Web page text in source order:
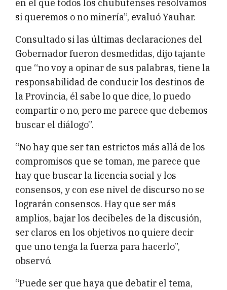
en el que todos los chubutenses resolvamos
si queremos o no minería”, evaluó Yauhar.
Consultado si las últimas declaraciones del
Gobernador fueron desmedidas, dijo tajante
que “no voy a opinar de sus palabras, tiene la
responsabilidad de conducir los destinos de
la Provincia, él sabe lo que dice, lo puedo
compartir o no, pero me parece que debemos
buscar el diálogo”.
“No hay que ser tan estrictos más allá de los
compromisos que se toman, me parece que
hay que buscar la licencia social y los
consensos, y con ese nivel de discurso no se
lograrán consensos. Hay que ser más
amplios, bajar los decibeles de la discusión,
ser claros en los objetivos no quiere decir
que uno tenga la fuerza para hacerlo”,
observó.
“Puede ser que haya que debatir el tema,